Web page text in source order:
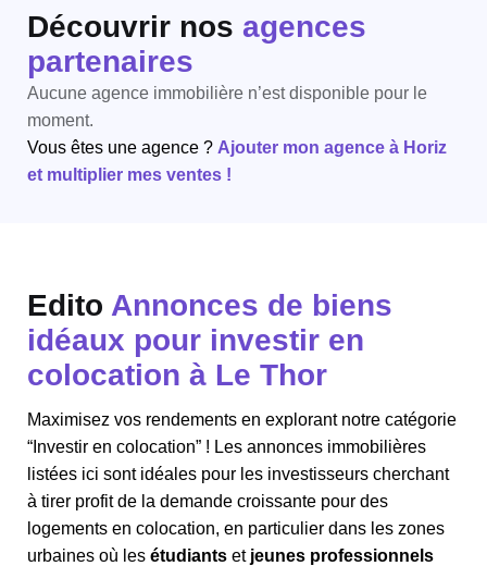
Découvrir nos agences
partenaires
Aucune agence immobilière n’est disponible pour le
moment.
Vous êtes une agence ? Ajouter mon agence à Horiz
et multiplier mes ventes !
Edito Annonces de biens
idéaux pour investir en
colocation à Le Thor
Maximisez vos rendements en explorant notre catégorie
“Investir en colocation” ! Les annonces immobilières
listées ici sont idéales pour les investisseurs cherchant
à tirer profit de la demande croissante pour des
logements en colocation, en particulier dans les zones
urbaines où les étudiants et jeunes professionnels